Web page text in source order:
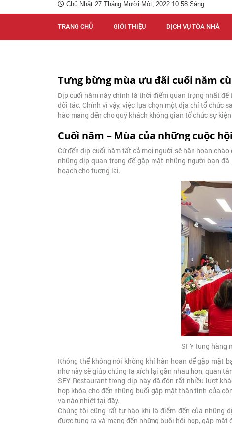
Chủ Nhật 27 Tháng Mười Một, 2022 10:58 Sáng
TRANG CHỦ GIỚI THIỆU DỊCH VỤ TÒA NHÀ
Tưng bừng mùa ưu đãi cuối năm
Dịp cuối năm này chính là thời điểm quan trọng nhất
đối tác. Chính vì vậy, việc lựa chọn một địa chỉ tổ chức
hào mang đến cho quý khách không gian tổ chức sự
Cuối năm – Mùa của những cuộc
Cứ đến dịp cuối năm tất cả mọi người sẽ hân hoan
những dịp quan trọng để gặp mặt những người bạn
hoạch cho tương lai.
SFY tung hàng
Không thể không nói không khí hân hoan để gặp mặt
như này sẽ giúp chúng ta xích lại gần nhau hơn, quan
SFY Restaurant trong dịp này đã đón rất nhiều lượt
họp khóa cho đến những buổi gặp mặt thân tình của
và náo nhiệt tại đây.
Chúng tôi cũng rất tự hào khi là điểm đến của những
được tung ra và mang đến những buổi hội họp, gặp mặt